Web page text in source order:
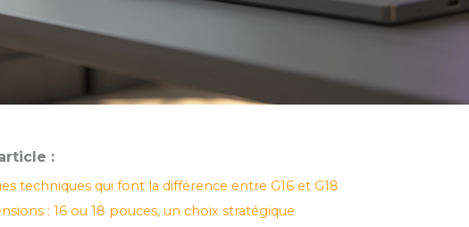
:
techniques qui font la différence entre G16 et G18
: 16 ou 18 pouces, un choix stratégique